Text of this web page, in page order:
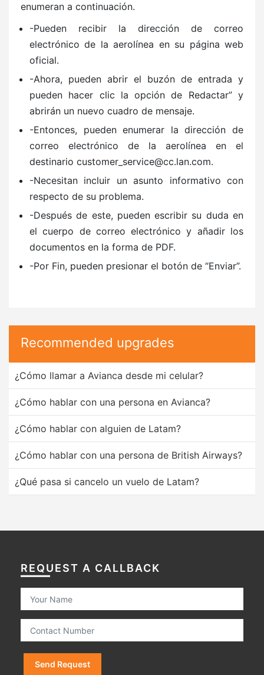
enumeran a continuación.
-Pueden recibir la dirección de correo
electrónico de la aerolínea en su página web
oficial.
-Ahora, pueden abrir el buzón de entrada y
pueden hacer clic la opción de Redactar” y
abrirán un nuevo cuadro de mensaje.
-Entonces, pueden enumerar la dirección de
correo electrónico de la aerolínea en el
destinario customer_service@cc.lan.com.
-Necesitan incluir un asunto informativo con
respecto de su problema.
-Después de este, pueden escribir su duda en
el cuerpo de correo electrónico y añadir los
documentos en la forma de PDF.
-Por Fin, pueden presionar el botón de “Enviar”.
Recommended upgrades
¿Cómo llamar a Avianca desde mi celular?
¿Cómo hablar con una persona en Avianca?
¿Cómo hablar con alguien de Latam?
¿Cómo hablar con una persona de British Airways?
¿Qué pasa si cancelo un vuelo de Latam?
REQUEST A CALLBACK
Send Request